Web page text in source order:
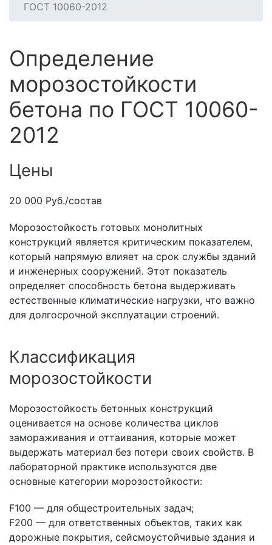
ГОСТ 10060-2012
Определение
морозостойкости
бетона по ГОСТ 10060-
2012
Цены
20 000 Руб./состав
Морозостойкость готовых монолитных
конструкций является критическим показателем,
который напрямую влияет на срок службы зданий
и инженерных сооружений. Этот показатель
определяет способность бетона выдерживать
естественные климатические нагрузки, что важно
для долгосрочной эксплуатации строений.
Классификация
морозостойкости
Морозостойкость бетонных конструкций
оценивается на основе количества циклов
замораживания и оттаивания, которые может
выдержать материал без потери своих свойств. В
лабораторной практике используются две
основные категории морозостойкости:
F100 — для общестроительных задач;
F200 — для ответственных объектов, таких как
дорожные покрытия, сейсмоустойчивые здания и